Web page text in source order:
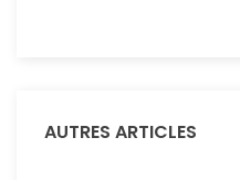
AUTRES ARTICLES